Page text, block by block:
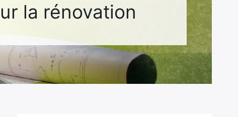
la rénovation